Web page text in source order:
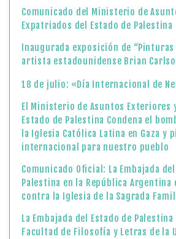
Comunicado del Ministerio de
Expatriados del Estado de Palestina
Inaugurada exposición de
artista estadounidense Brian
18 de julio: «Día Internacional de
El Ministerio de Asuntos Exteriores
Estado de Palestina Condena el
la Iglesia Católica Latina en Gaza y
internacional para nuestro pueblo
Comunicado Oficial: La Embajada
Palestina en la República Argentina
contra la Iglesia de la Sagrada
La Embajada del Estado de
Facultad de Filosofía y Letras de la